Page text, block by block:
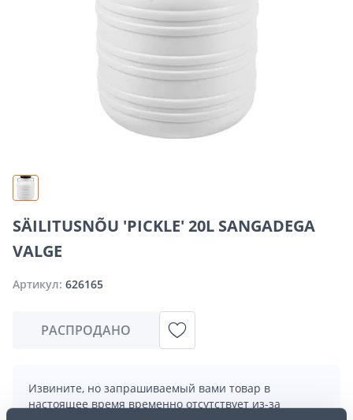
SÄILITUSNÕU 'PICKLE' 20L SANGADEGA
VALGE
Артикул: 626165
РАСПРОДАНО
Извините, но запрашиваемый вами товар в
настоящее время временно отсутствует из-за